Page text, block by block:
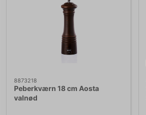
8873218
Peberkværn 18 cm Aosta
valnød